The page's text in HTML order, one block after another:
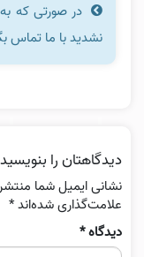
در صورتی که
نشدید با ما تماس
دیدگاهتان را بنویسید
نشانی ایمیل شما
علامت‌گذاری شده‌اند*
دیدگاه*